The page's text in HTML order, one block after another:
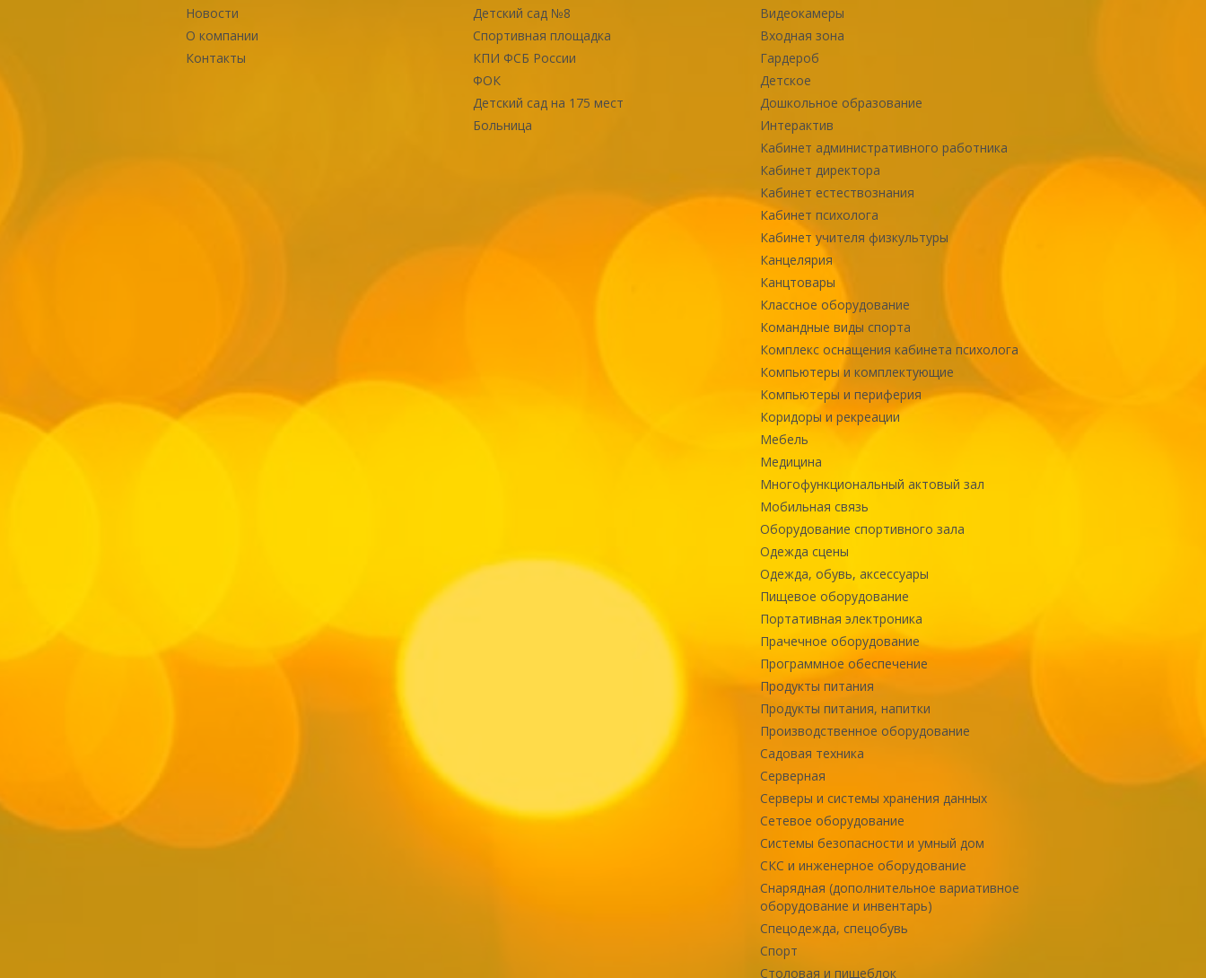
Новости
О компании
Контакты
Детский сад №8
Спортивная площадка
КПИ ФСБ России
ФОК
Детский сад на 175 мест
Больница
Видеокамеры
Входная зона
Гардероб
Детское
Дошкольное образование
Интерактив
Кабинет административного работника
Кабинет директора
Кабинет естествознания
Кабинет психолога
Кабинет учителя физкультуры
Канцелярия
Канцтовары
Классное оборудование
Командные виды спорта
Комплекс оснащения кабинета психолога
Компьютеры и комплектующие
Компьютеры и периферия
Коридоры и рекреации
Мебель
Медицина
Многофункциональный актовый зал
Мобильная связь
Оборудование спортивного зала
Одежда сцены
Одежда, обувь, аксессуары
Пищевое оборудование
Портативная электроника
Прачечное оборудование
Программное обеспечение
Продукты питания
Продукты питания, напитки
Производственное оборудование
Садовая техника
Серверная
Серверы и системы хранения данных
Сетевое оборудование
Системы безопасности и умный дом
СКС и инженерное оборудование
Снарядная (дополнительное вариативное
оборудование и инвентарь)
Спецодежда, спецобувь
Спорт
Столовая и пищеблок